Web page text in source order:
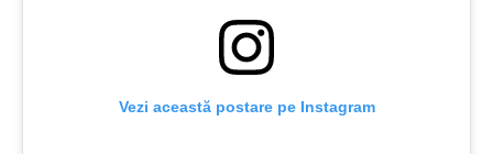
Vezi această postare pe Instagram